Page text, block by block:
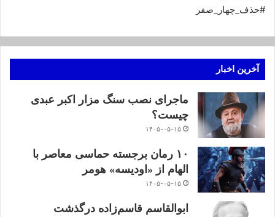
#حذف_چهار_صفر
آخرین اخبار
ماجرای نصب سنگ مزار اکبر عبدی
چیست؟
۱۴۰۵-۰۵-۱۵
۱۰ رمان برجسته حماسی معاصر با
الهام از «اودیسه» هومر
۱۴۰۵-۰۵-۱۵
ابوالقاسم قاسم‌زاده درگذشت